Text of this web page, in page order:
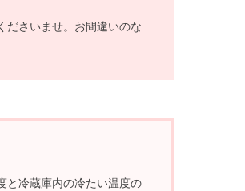
ださいませ。お間違いのな
と冷蔵庫内の冷たい温度の